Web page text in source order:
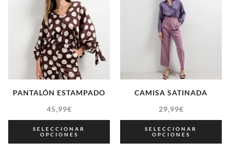
PANTALÓN ESTAMPADO
45,99€
SELECCIONAR
OPCIONES
CAMISA SATINADA
29,99€
SELECCIONAR
OPCIONES